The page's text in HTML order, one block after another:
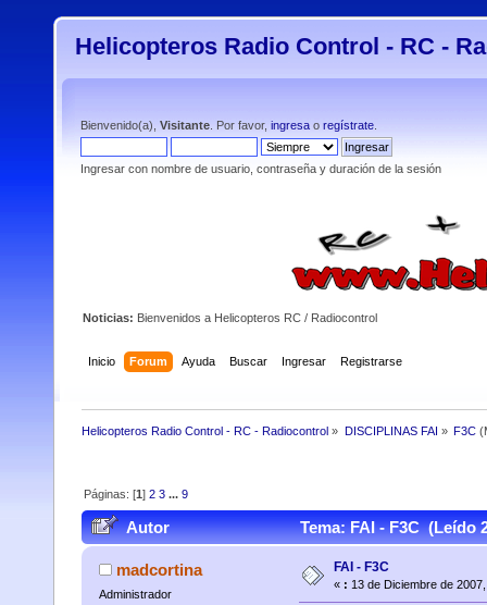
Helicopteros Radio Control - RC -
Bienvenido(a), Visitante . Por favor, ingresa o regístrate
Ingresar con nombre de usuario, contraseña y duración de la sesión
Noticias: Bienvenidos a Helicopteros RC / Radiocontrol
Inicio Forum Ayuda Buscar Ingresar Registrarse
Helicopteros Radio Control - RC - Radiocontrol » DISCIPLINAS FAI » F3C
Páginas: [1]2 3 ...9
Autor Tema: FAI - F3C (Leído
madcortina
Administrador
FAI - F3C
« : 13 de Diciembre de